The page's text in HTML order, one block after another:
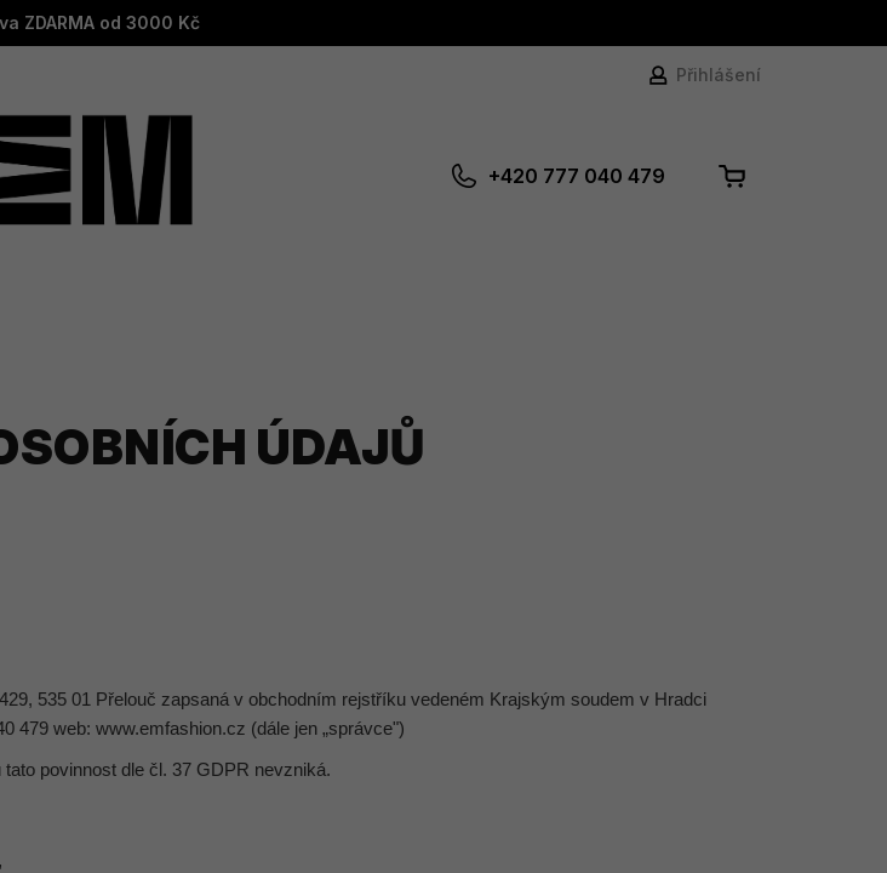
ZDARMA od 3000 Kč
Přihlášení
+420 777 040 479
ÚDAJŮ
535 01 Přelouč zapsaná v obchodním rejstříku vedeném Krajským soudem v Hradci
479 web: www.emfashion.cz (dále jen „správce")
povinnost dle čl. 37 GDPR nevzniká.